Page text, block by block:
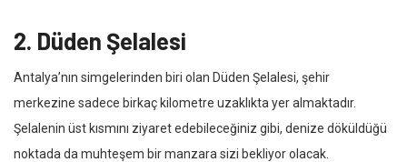
2. Düden Şelalesi
Antalya’nın simgelerinden biri olan Düden Şelalesi, şehir
merkezine sadece birkaç kilometre uzaklıkta yer almaktadır.
Şelalenin üst kısmını ziyaret edebileceğiniz gibi, denize döküldüğü
noktada da muhteşem bir manzara sizi bekliyor olacak.